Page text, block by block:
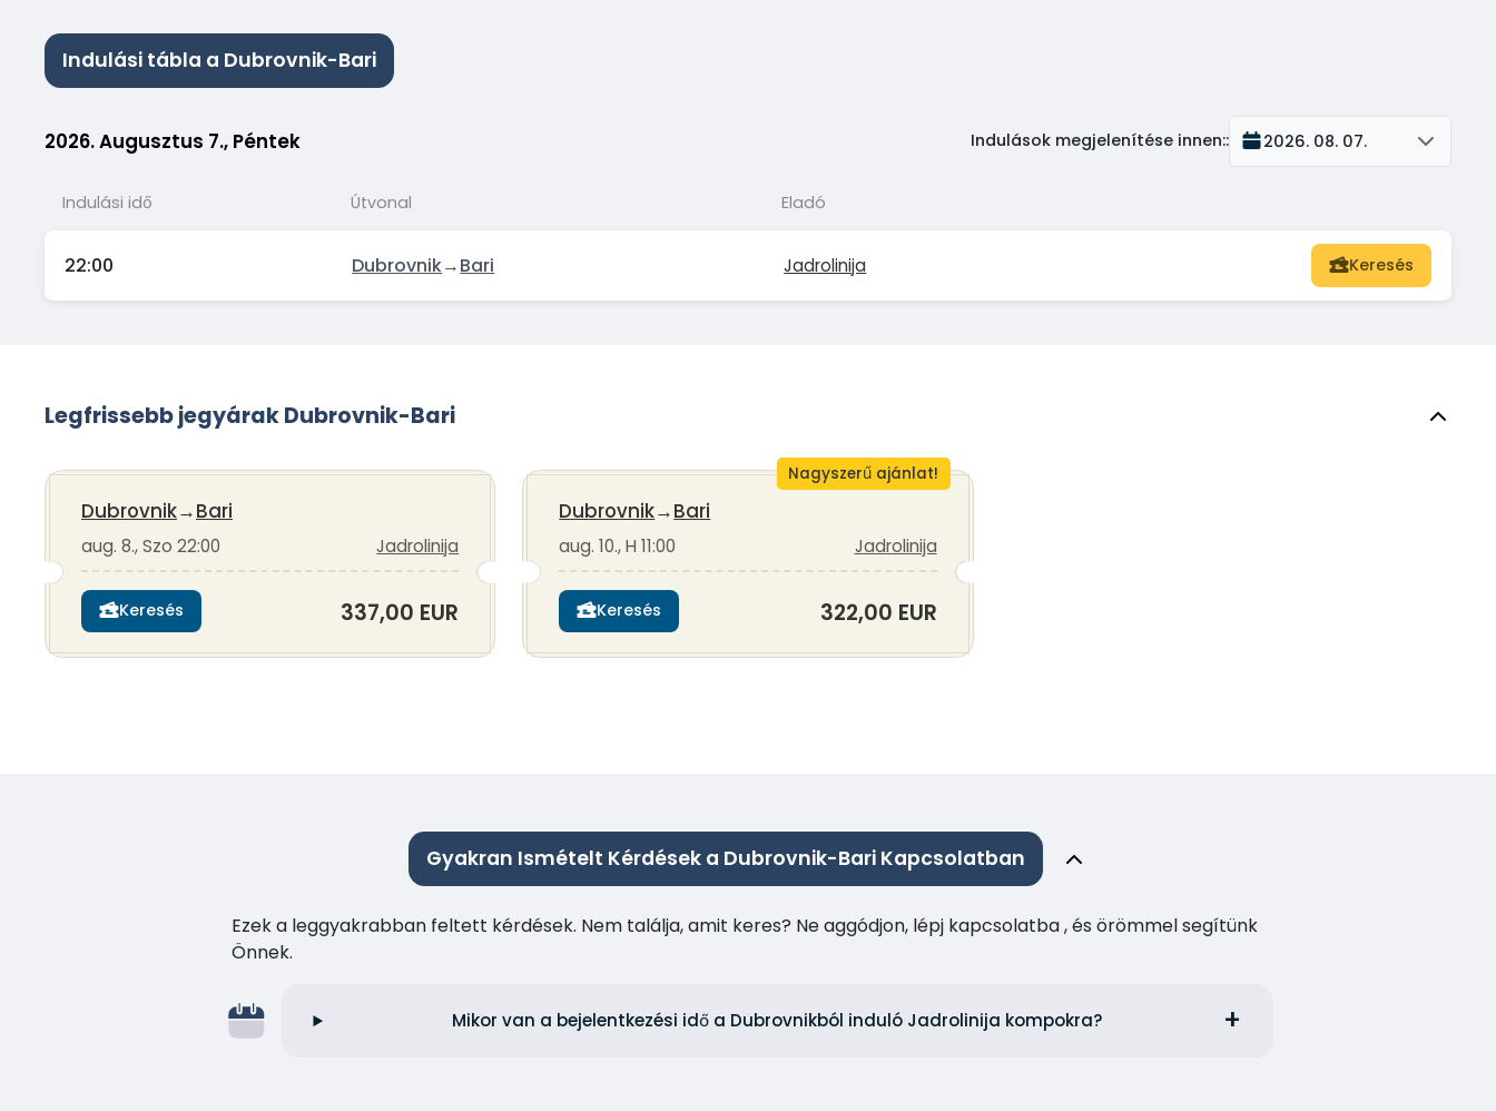
Indulási tábla a Dubrovnik-Bari
2026. Augusztus 7., Péntek Indulások megjelenítése innen:: 2026. 08. 07.
Indulási idő Útvonal Eladó
22:00 Dubrovnik→Bari Jadrolinija Keresés
Legfrissebb jegyárak Dubrovnik-Bari
Dubrovnik→Bari
aug. 8., Szo 22:00 Jadrolinija
Keresés 337,00 EUR
Nagyszerű ajánlat!
Dubrovnik→Bari
aug. 10., H 11:00 Jadrolinija
Keresés 322,00 EUR
Gyakran Ismételt Kérdések a Dubrovnik-Bari Kapcsolatban
Ezek a leggyakrabban feltett kérdések. Nem találja, amit keres? Ne aggódjon, lépj kapcsolatba , és örömmel segítünk
Önnek.
Mikor van a bejelentkezési idő a Dubrovnikból induló Jadrolinija kompokra?